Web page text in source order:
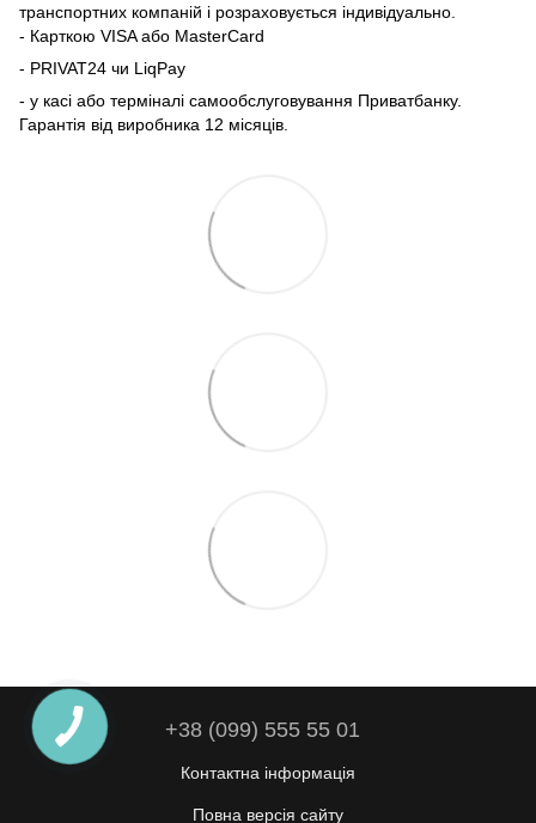
транспортних компаній і розраховується індивідуально.
- Карткою VISA або MasterCard
- PRIVAT24 чи LiqPay
- у касі або терміналі самообслуговування Приватбанку.
Гарантія від виробника 12 місяців.
+38 (099) 555 55 01
Контактна інформація
Повна версія сайту